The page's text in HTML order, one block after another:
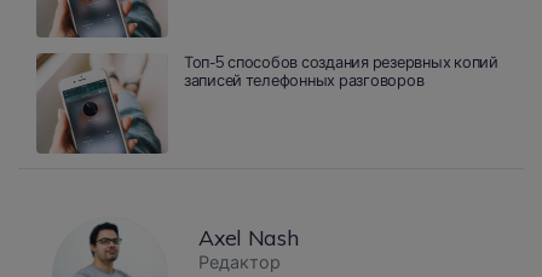
Топ-5 способов создания резервных копий
записей телефонных разговоров
Axel Nash
Редактор